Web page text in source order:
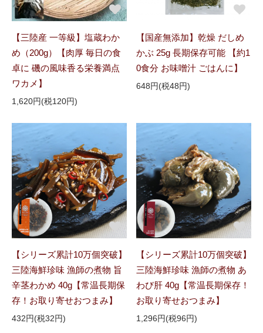
【三陸産 一等級】塩蔵わか
め（200g）【肉厚 毎日の食
卓に 磯の風味香る栄養満点
ワカメ】
1,620円(税120円)
【国産無添加】乾燥 だしめ
かぶ 25g 長期保存可能 【約1
0食分 お味噌汁 ごはんに】
648円(税48円)
【シリーズ累計10万個突破】
三陸海鮮珍味 漁師の煮物 旨
辛茎わかめ 40g【常温長期保
存！お取り寄せおつまみ】
432円(税32円)
【シリーズ累計10万個突破】
三陸海鮮珍味 漁師の煮物 あ
わび肝 40g【常温長期保存！
お取り寄せおつまみ】
1,296円(税96円)